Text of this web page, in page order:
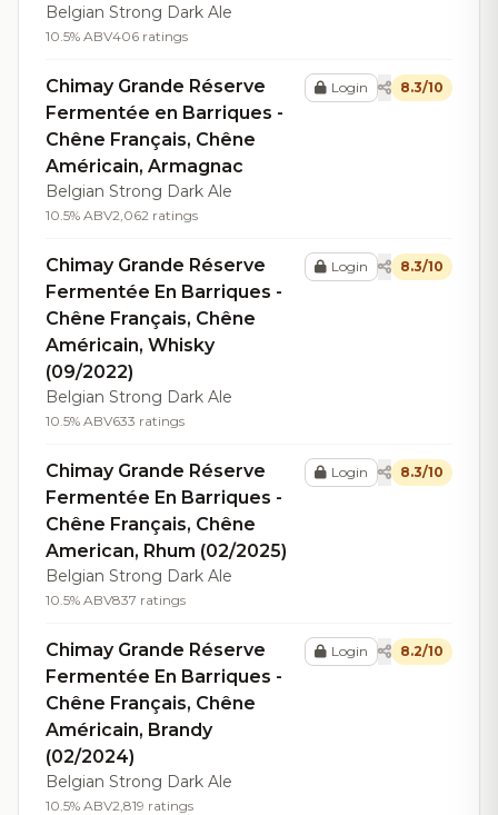
Belgian Strong Dark Ale
10.5% ABV406 ratings
Chimay Grande Réserve
Fermentée en Barriques -
Chêne Français, Chêne
Américain, Armagnac
Belgian Strong Dark Ale
10.5% ABV2,062 ratings
Login 8.3/10
Chimay Grande Réserve
Fermentée En Barriques -
Chêne Français, Chêne
Américain, Whisky
(09/2022)
Belgian Strong Dark Ale
10.5% ABV633 ratings
Login 8.3/10
Chimay Grande Réserve
Fermentée En Barriques -
Chêne Français, Chêne
American, Rhum (02/2025)
Belgian Strong Dark Ale
10.5% ABV837 ratings
Login 8.3/10
Chimay Grande Réserve
Fermentée En Barriques -
Chêne Français, Chêne
Américain, Brandy
(02/2024)
Belgian Strong Dark Ale
10.5% ABV2,819 ratings
Login 8.2/10